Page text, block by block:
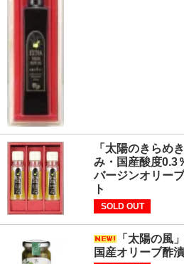
「太陽のきらめ
み・国産酸度0.3
バージンオリー
ト
SOLD OUT
「太陽の風
国産オリーブ酢